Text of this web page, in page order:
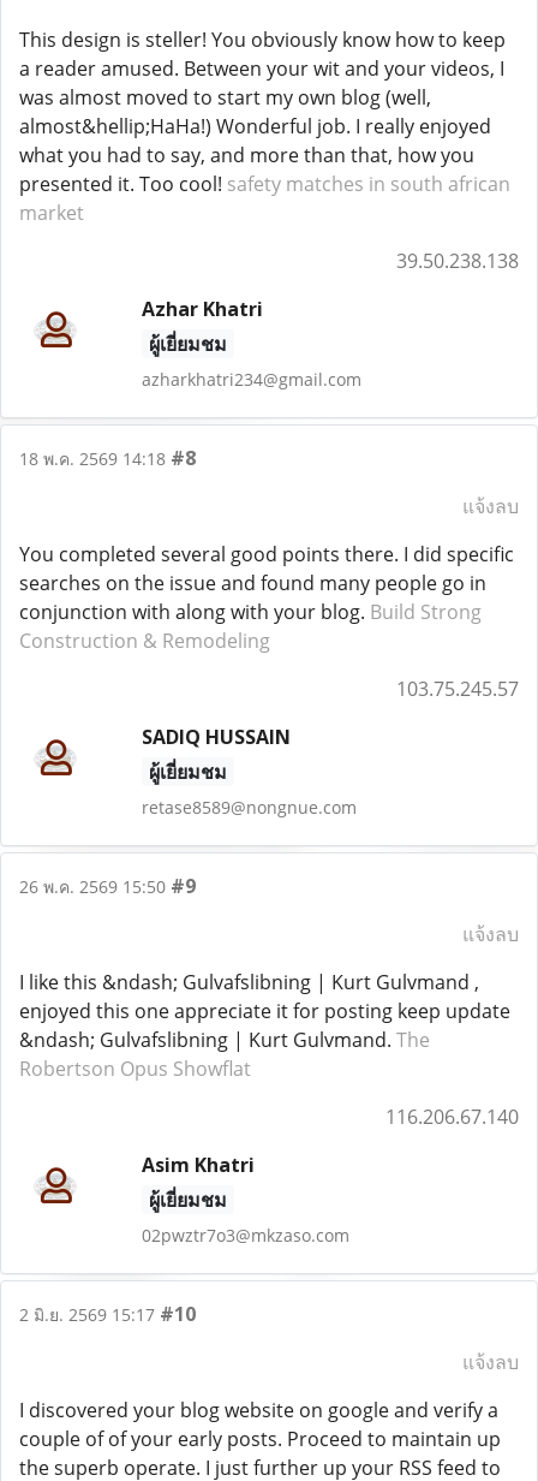
This design is steller! You obviously know how to keep
a reader amused. Between your wit and your videos, I
was almost moved to start my own blog (well,
almost&hellip;HaHa!) Wonderful job. I really enjoyed
what you had to say, and more than that, how you
presented it. Too cool! safety matches in south african
market
39.50.238.138
Azhar Khatri
ผู้เยี่ยมชม
azharkhatri234@gmail.com
18 พ.ค. 2569 14:18 #8
แจ้งลบ
You completed several good points there. I did specific
searches on the issue and found many people go in
conjunction with along with your blog. Build Strong
Construction & Remodeling
103.75.245.57
SADIQ HUSSAIN
ผู้เยี่ยมชม
retase8589@nongnue.com
26 พ.ค. 2569 15:50 #9
แจ้งลบ
I like this &ndash; Gulvafslibning | Kurt Gulvmand ,
enjoyed this one appreciate it for posting keep update
&ndash; Gulvafslibning | Kurt Gulvmand. The
Robertson Opus Showflat
116.206.67.140
Asim Khatri
ผู้เยี่ยมชม
02pwztr7o3@mkzaso.com
2 มิ.ย. 2569 15:17 #10
แจ้งลบ
I discovered your blog website on google and verify a
couple of of your early posts. Proceed to maintain up
the superb operate. I just further up your RSS feed to